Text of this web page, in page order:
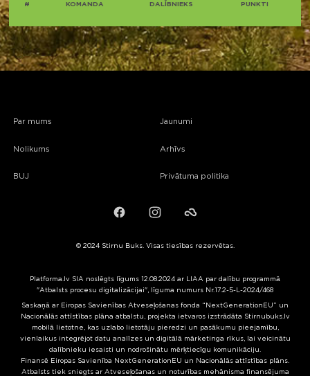
# KOMANDA DALĪBNIEKS PUNKTI
Par mums
Nolikums
BUJ
Jaunumi
Arhīvs
Privātuma politika
FacebookInstagramFailiem.lv
© 2024 Stirnu Buks. Visas tiesības rezervētas.
Platforma.lv SIA noslēgts līgums 12.08.2024 ar LIAA par dalību programmā
"Atbalsts procesu digitalizācijai", līguma numurs Nr.17.2-5-L-2024/468
Saskaņā ar Eiropas Savienības Atveseļošanas fonda “NextGenerationEU” un
Nacionālās attīstības plāna atbalstu, projekta ietvaros izstrādāta Stirnubuks.lv
mobilā lietotne, kas uzlabo lietotāju pieredzi un pasākumu pieejamību,
vienlaikus integrējot datu analīzes un digitālā mārketinga rīkus, lai veicinātu
dalībnieku iesaisti un nodrošinātu mērķtiecīgu komunikāciju.
Finansē Eiropas Savienība NextGenerationEU un Nacionālās attīstības plāns.
Atbalsts tiek sniegts ar Atveseļošanas un noturības mehānisma finansējuma